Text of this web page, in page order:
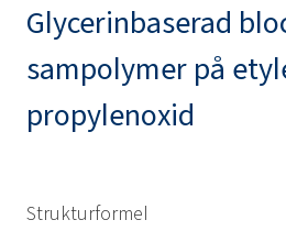
Glycerinbaserad
sampolymer på
propylenoxid
Strukturformel